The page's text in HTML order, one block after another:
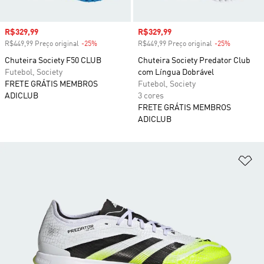
Preço com desconto
R$329,99
R$449,99 Preço original -25%
Chuteira Society F50 CLUB
Futebol, Society
FRETE GRÁTIS MEMBROS
ADICLUB
Preço com desconto
R$329,99
R$449,99 Preço original -25%
Chuteira Society Predator Club
com Língua Dobrável
Futebol, Society
3 cores
FRETE GRÁTIS MEMBROS
ADICLUB